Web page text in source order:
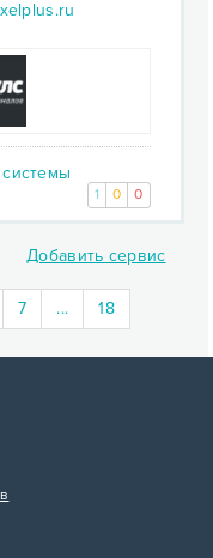
1 0 0
Добавить сервис
7 ... 18